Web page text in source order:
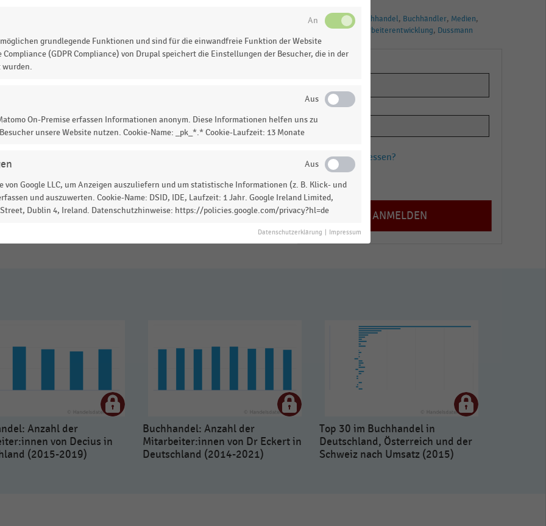
© Handelsdaten 2026
des IMS (Internationaler Medien Service) in
IMS zählte 2020 in Deutschland unverändert zu den
Statistik? Jetzt einloggen oder
Beschäftigte
Buchhandel Buchhändler Medien
Mitarbeiter
Mitarbeiterentwicklung Dussmann
Passwort vergessen?
Registrieren
Anzahl der
von Decius in
(2015-2019)
Buchhandel: Anzahl der
Mitarbeiter:innen von Dr Eckert in
Deutschland (2014-2021)
Top 30 im Buchhandel in
Deutschland, Österreich und der
Schweiz nach Umsatz (2015)
grundlegende Funktionen und sind für die einwandfreie Funktion der Website
(GDPR Compliance) von Drupal speichert die Einstellungen der Besucher, die in der
wurden.
On-Premise erfassen Informationen anonym. Diese Informationen helfen uns zu
unsere Website nutzen. Cookie-Name: _pk_*.* Cookie-Laufzeit: 13 Monate
von Google LLC, um Anzeigen auszuliefern und um statistische Informationen (z. B. Klick- und
und auszuwerten. Cookie-Name: DSID, IDE, Laufzeit: 1 Jahr. Google Ireland Limited,
Street, Dublin 4, Ireland. Datenschutzhinweise: https://policies.google.com/privacy?hl=de
Datenschutzerklärung Impressum